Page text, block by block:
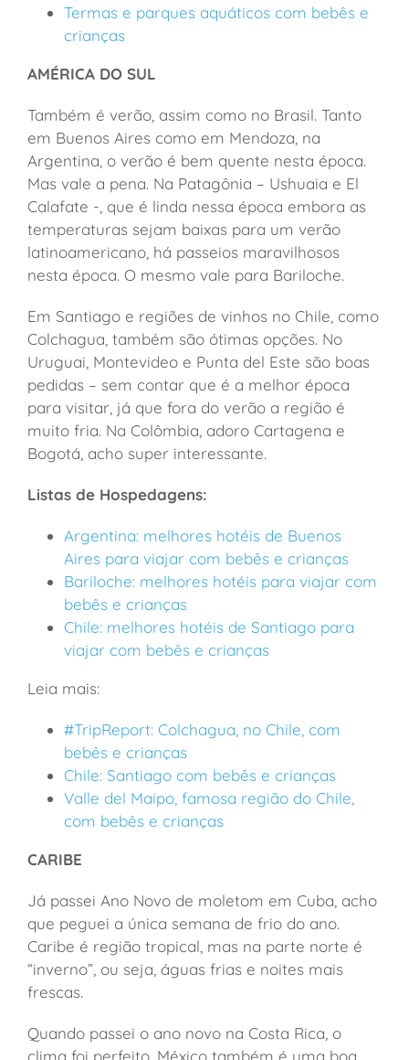
Termas e parques aquáticos com bebês e
crianças
AMÉRICA DO SUL
Também é verão, assim como no Brasil. Tanto
em Buenos Aires como em Mendoza, na
Argentina, o verão é bem quente nesta época.
Mas vale a pena. Na Patagônia – Ushuaia e El
Calafate -, que é linda nessa época embora as
temperaturas sejam baixas para um verão
latinoamericano, há passeios maravilhosos
nesta época. O mesmo vale para Bariloche.
Em Santiago e regiões de vinhos no Chile, como
Colchagua, também são ótimas opções. No
Uruguai, Montevideo e Punta del Este são boas
pedidas – sem contar que é a melhor época
para visitar, já que fora do verão a região é
muito fria. Na Colômbia, adoro Cartagena e
Bogotá, acho super interessante.
Listas de Hospedagens:
Argentina: melhores hotéis de Buenos
Aires para viajar com bebês e crianças
Bariloche: melhores hotéis para viajar com
bebês e crianças
Chile: melhores hotéis de Santiago para
viajar com bebês e crianças
Leia mais:
#TripReport: Colchagua, no Chile, com
bebês e crianças
Chile: Santiago com bebês e crianças
Valle del Maipo, famosa região do Chile,
com bebês e crianças
CARIBE
Já passei Ano Novo de moletom em Cuba, acho
que peguei a única semana de frio do ano.
Caribe é região tropical, mas na parte norte é
“inverno”, ou seja, águas frias e noites mais
frescas.
Quando passei o ano novo na Costa Rica, o
clima foi perfeito. México também é uma boa